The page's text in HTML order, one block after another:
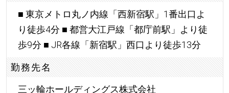
■ 東京メトロ丸ノ内線「西新宿駅」1番出口よ
り徒歩4分 ■ 都営大江戸線「都庁前駅」より徒
歩9分 ■ JR各線「新宿駅」西口より徒歩13分
勤務先名
三ッ輪ホールディングス株式会社